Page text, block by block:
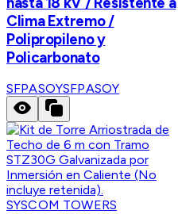
Clima Extremo /
Polipropileno y
Policarbonato
SFPASOYSFPASOY
SYSCOM TOWERS